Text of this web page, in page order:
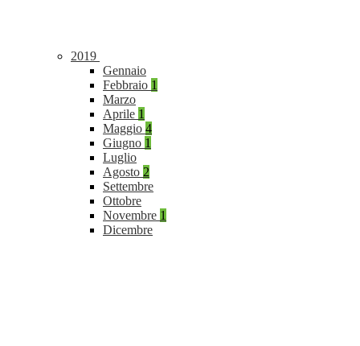
2019
Gennaio
Febbraio 1
Marzo
Aprile 1
Maggio 4
Giugno 1
Luglio
Agosto 2
Settembre
Ottobre
Novembre 1
Dicembre